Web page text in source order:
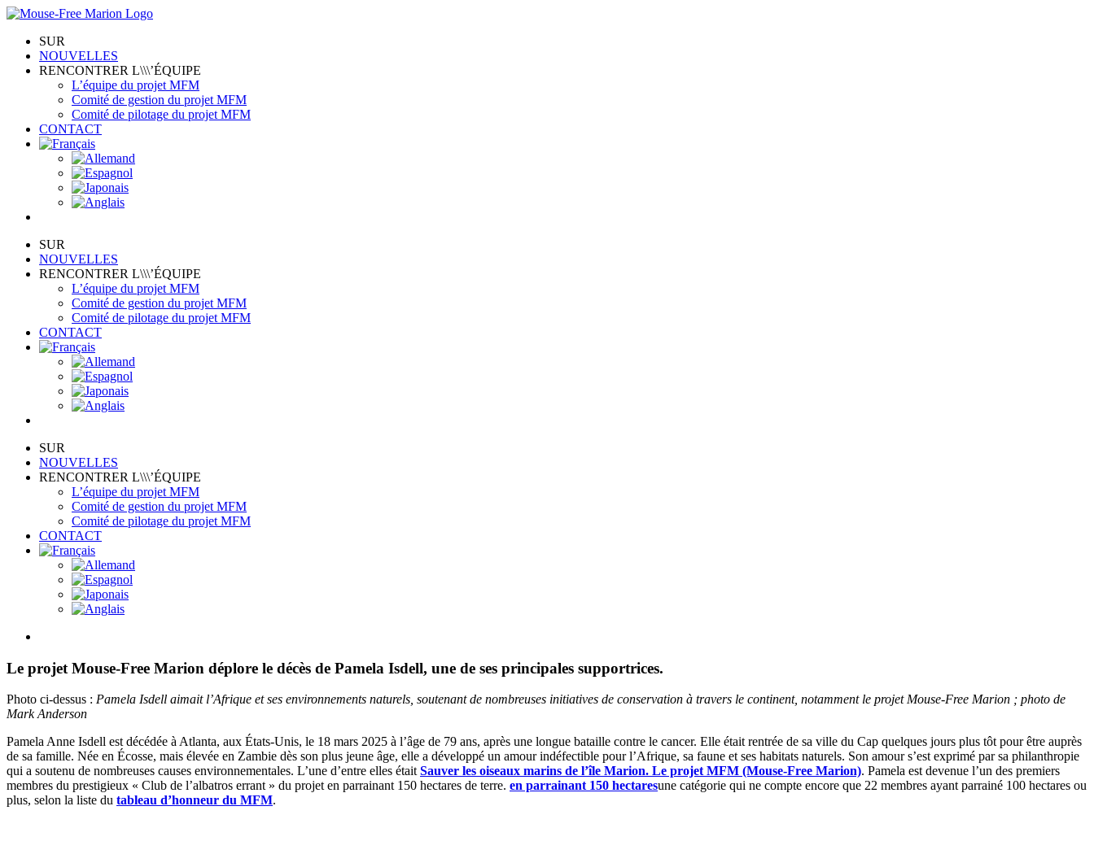
Skip
contentSUR
NOUVELLES
RENCONTRER L\\\’ÉQUIPE
L’équipe du projet MFM
Comité de gestion du projet MFM
Comité de pilotage du projet MFM
CONTACT
SUR
NOUVELLES
RENCONTRER L\\\’ÉQUIPE
L’équipe du projet MFM
Comité de gestion du projet MFM
Comité de pilotage du projet MFM
CONTACT
SUR
NOUVELLES
RENCONTRER L\\\’ÉQUIPE
L’équipe du projet MFM
Comité de gestion du projet MFM
Comité de pilotage du projet MFM
CONTACT
Image
Le projet Mouse-Free Marion déplore le décès de Pamela Isdell, une de ses principales supportrices.
Photo ci-dessus : Pamela Isdell aimait l’Afrique et ses environnements naturels, soutenant de nombreuses initiatives de conservation à travers le continent, notamment le projet Mouse-Free Marion ; photo de
Mark Anderson
Pamela Anne Isdell est décédée à Atlanta, aux États-Unis, le 18 mars 2025 à l’âge de 79 ans, après une longue bataille contre le cancer. Elle était rentrée de sa ville du Cap quelques jours plus tôt pour être auprès
de sa famille. Née en Écosse, mais élevée en Zambie dès son plus jeune âge, elle a développé un amour indéfectible pour l’Afrique, sa faune et ses habitats naturels. Son amour s’est exprimé par sa philanthropie
qui a soutenu de nombreuses causes environnementales. L’une d’entre elles étaitSauver les oiseaux marins de l’île Marion. Le projet MFM (Mouse-Free Marion). Pamela est devenue l’un des premiers
membres du prestigieux « Club de l’albatros errant » du projet en parrainant 150 hectares de terre. en parrainant 150 hectaresune catégorie qui ne compte encore que 22 membres ayant parrainé 100 hectares ou
plus, selon la liste du tableau d’honneur du MFM.